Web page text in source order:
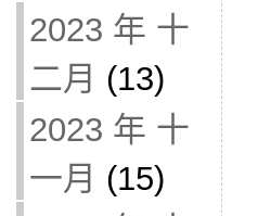
2023 年 十
二月 (13)
2023 年 十
一月 (15)